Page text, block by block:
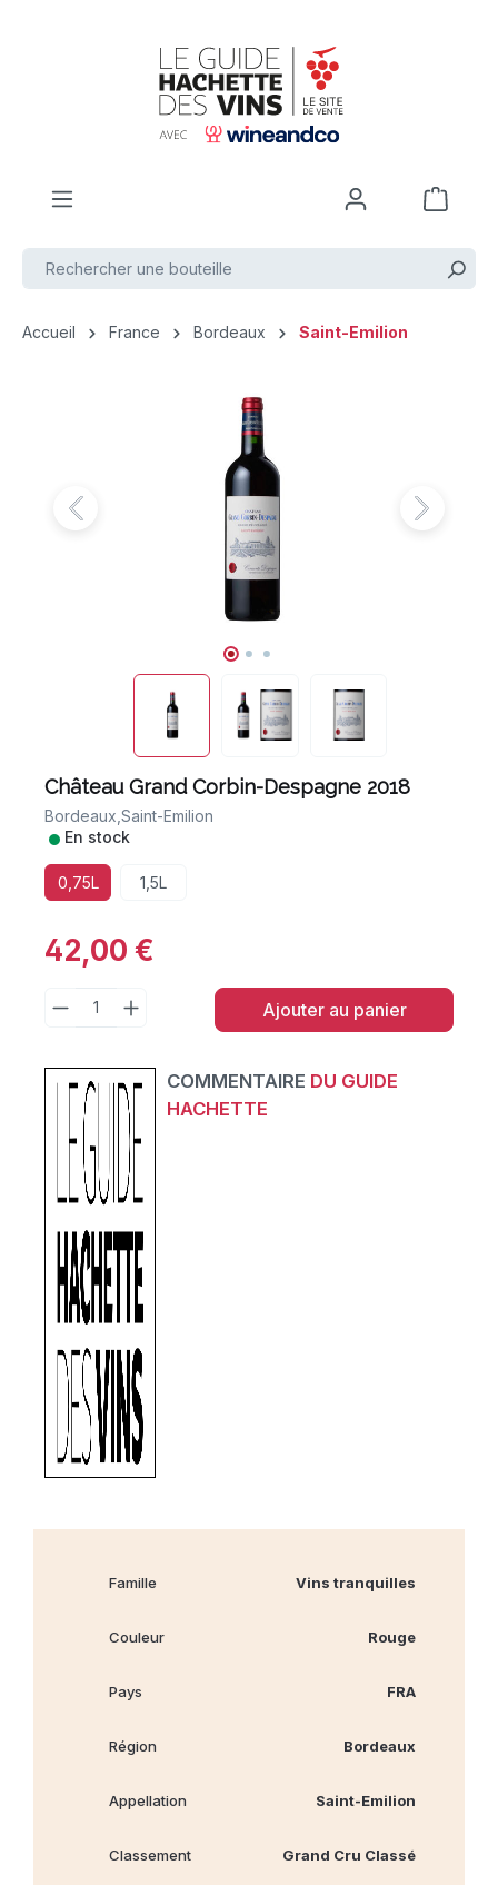
Accueil France Bordeaux Saint-Emilion
Château Grand Corbin-Despagne 2018
Bordeaux, Saint-Emilion
•En stock
0,75L 1,5L
42,00 €
Ajouter au panier
COMMENTAIRE DU GUIDE
HACHETTE
Famille Vins tranquilles
Couleur Rouge
Pays FRA
Région Bordeaux
Appellation Saint-Emilion
Classement Grand Cru Classé